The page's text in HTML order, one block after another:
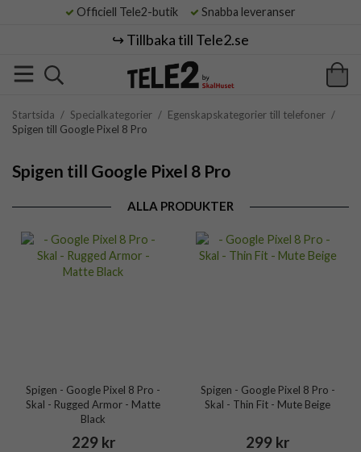
Officiell Tele2-butik Snabba leveranser
↪️ Tillbaka till Tele2.se
Startsida / Specialkategorier / Egenskapskategorier till telefoner /
Spigen till Google Pixel 8 Pro
Spigen till Google Pixel 8 Pro
ALLA PRODUKTER
Spigen - Google Pixel 8 Pro -
Skal - Rugged Armor - Matte
Black
229 kr
Spigen - Google Pixel 8 Pro -
Skal - Thin Fit - Mute Beige
299 kr